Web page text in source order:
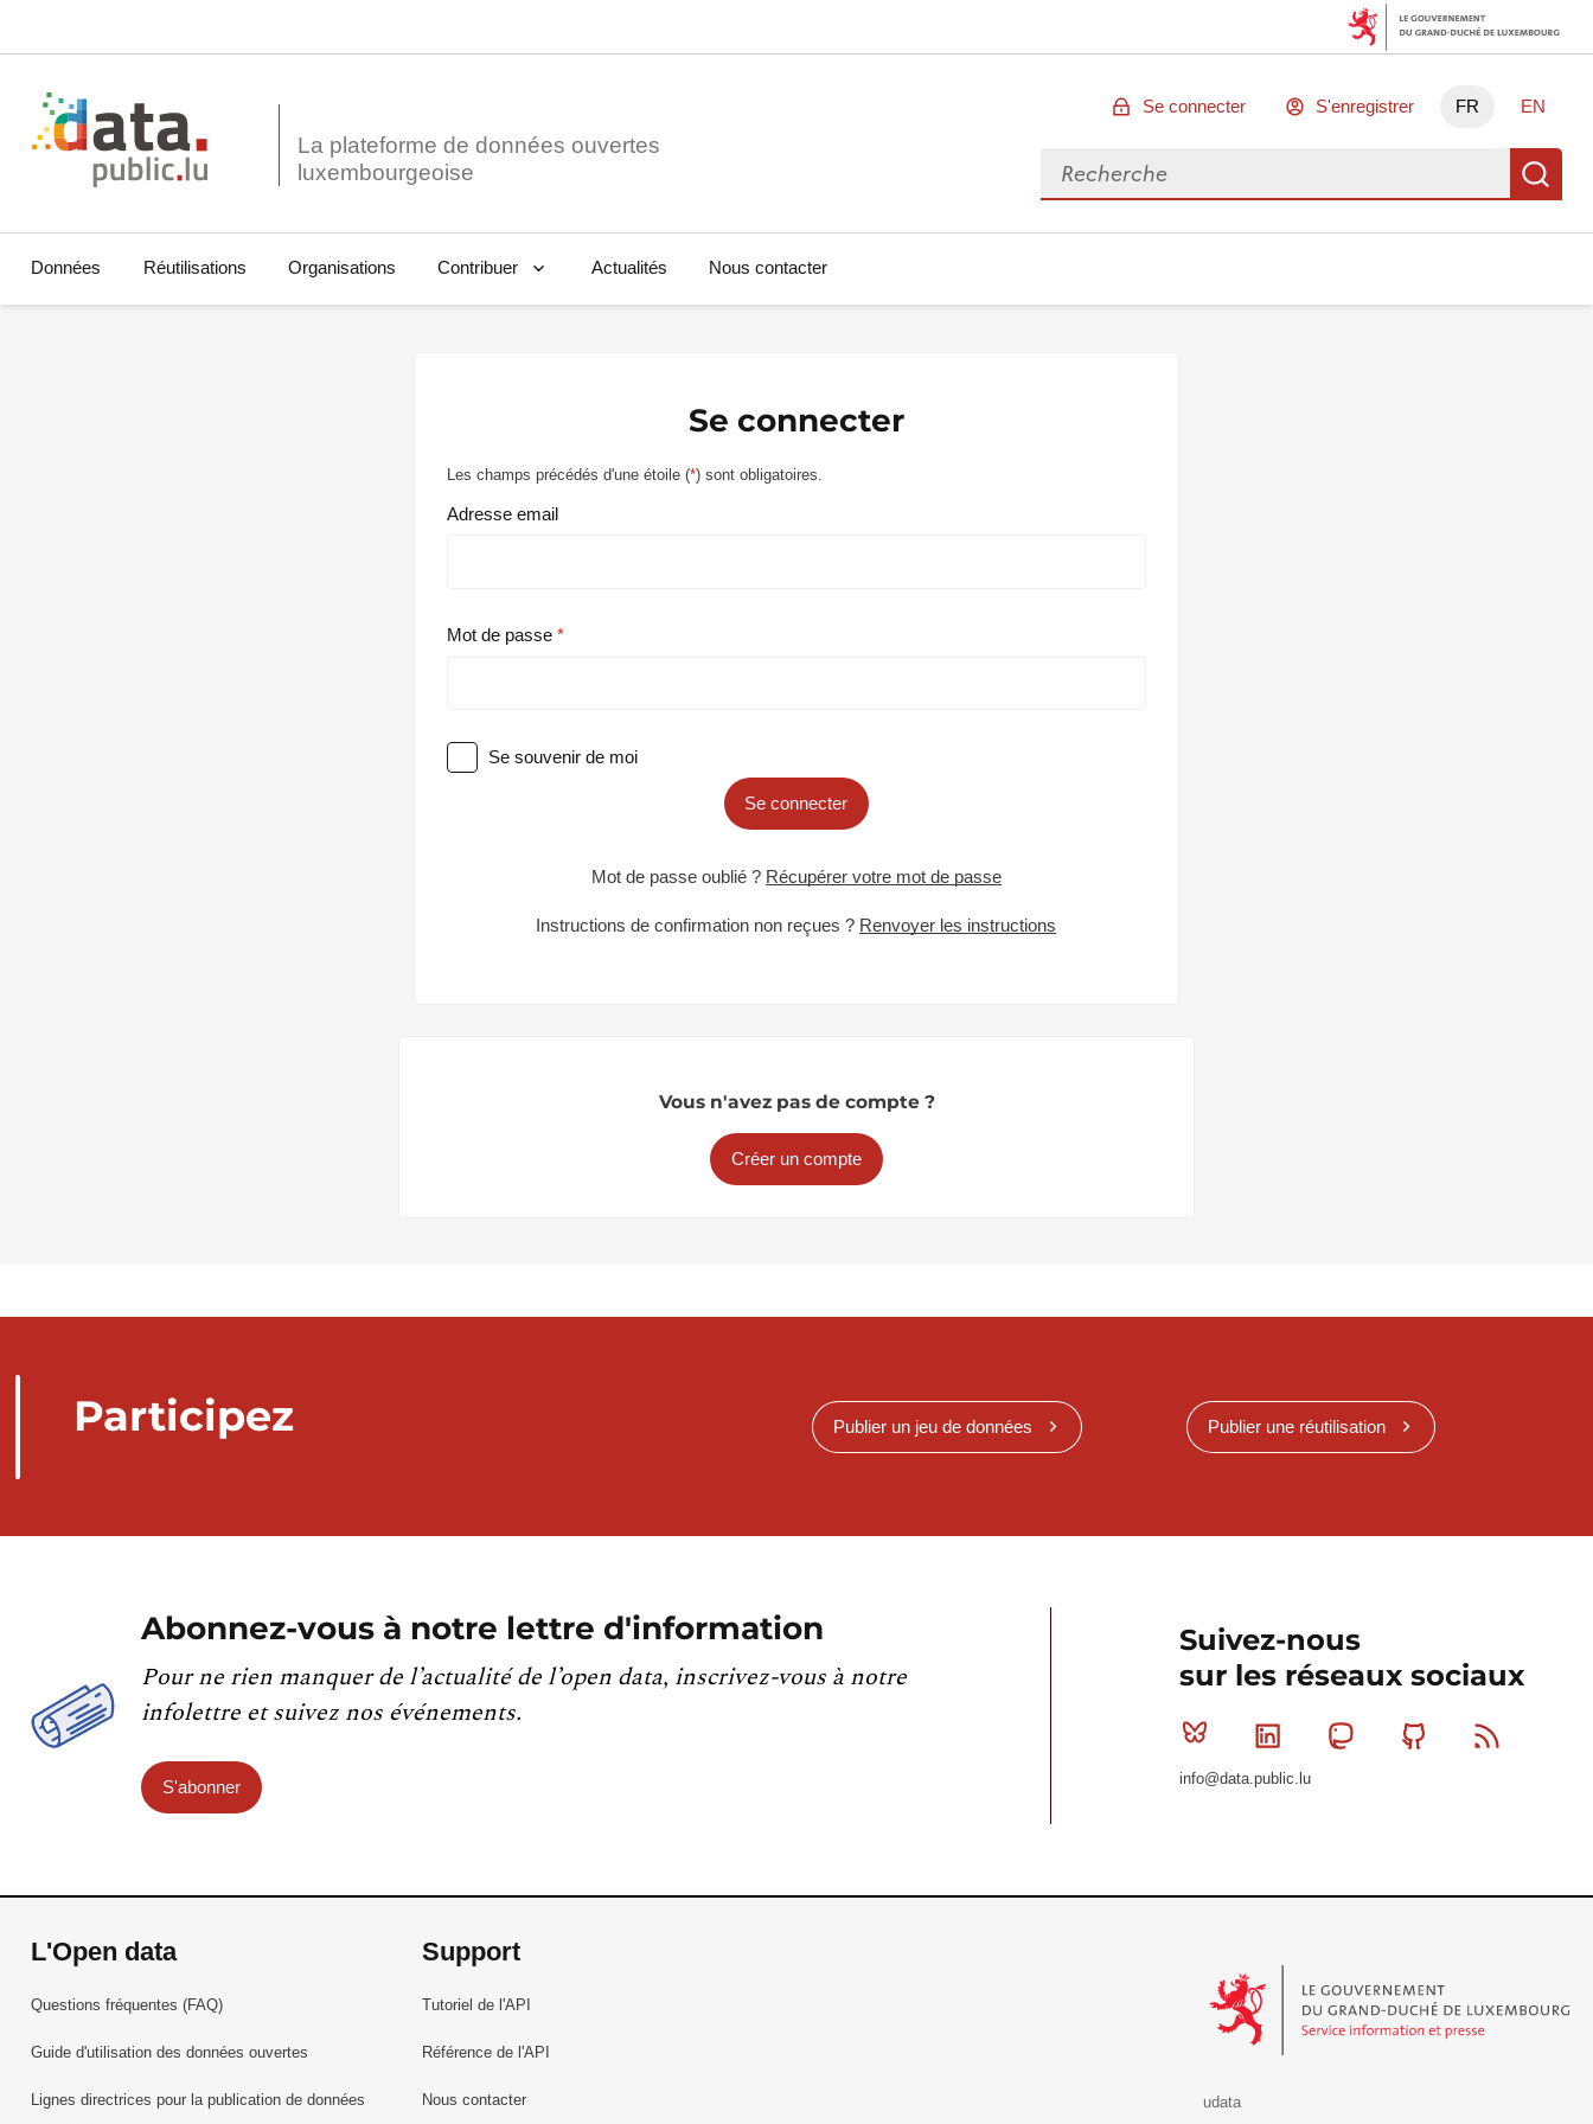
La plateforme de données ouvertes
Se connecter S'enregistrer FR EN
Rechercher des données
Données Réutilisations Organisations Contribuer Actualités Nous contacter
Se connecter
Les champs précédés d'une étoile (*) sont obligatoires.
Adresse email
Mot de passe
Se souvenir de moi
Se connecter
Mot de passe oublié ? Récupérer votre mot de passe
Instructions de confirmation non reçues ? Renvoyer les instructions
Vous n'avez pas de compte ?
Créer un compte
Participez Publier un jeu de données Publier une réutilisation
Abonnez-vous à notre lettre d'information
Pour ne rien manquer de l’actualité de l’open data, inscrivez-vous à notre
infolettre et suivez nos événements.
S'abonner
Suivez-nous
sur les réseaux sociaux
Bluesky Linkedin MastodonGithub
info@data.public.lu
L'Open data
Questions fréquentes (FAQ)
Guide d'utilisation des données ouvertes
Lignes directrices pour la publication de données
Support
Tutoriel de l'API
Référence de l'API
Nous contacter
udata